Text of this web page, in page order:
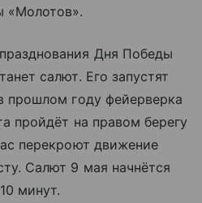
«Молотов».
Дня Победы
салют. Его запустят
прошлом году фейерверка
пройдёт на правом берегу
перекроют движение
Салют 9 мая начнётся
минут.